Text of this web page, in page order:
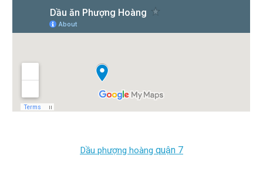
Dầu phượng hoàng quận 7